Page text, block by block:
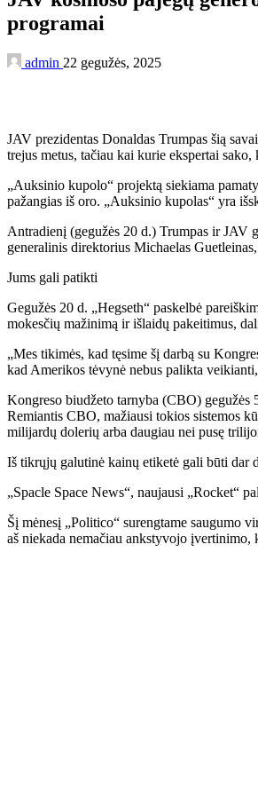
programai
admin 22 gegužės, 2025
JAV prezidentas Donaldas Trumpas šią
trejus metus, tačiau kai kurie ekspertai
„Auksinio kupolo“ projektą siekiama
pažangias iš oro. „Auksinio kupolas“ yra
Antradienį (gegužės 20 d.) Trumpas ir JAV
generalinis direktorius Michaelas
Jums gali patikti
Gegužės 20 d. „Hegseth“ paskelbė
mokesčių mažinimą ir išlaidų pakeitimus,
„Mes tikimės, kad tęsime šį darbą su
kad Amerikos tėvynė nebus palikta
Kongreso biudžeto tarnyba (CBO)
Remiantis CBO, mažiausi tokios sistemos
milijardų dolerių arba daugiau nei pusę
Iš tikrųjų galutinė kainų etiketė gali būti dar
„Spacle Space News“, naujausi „Rocket“
Šį mėnesį „Politico“ surengtame saugumo
aš niekada nemačiau ankstyvojo įvertinimo,